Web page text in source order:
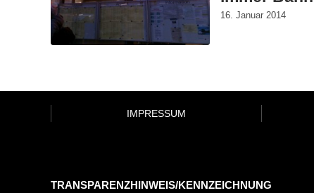
16. Januar 2014
IMPRESSUM
TRANSPARENZHINWEIS/KENNZEICHNUNG